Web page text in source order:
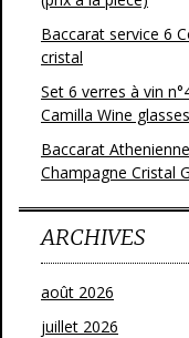
Baccarat service 6
cristal
Set 6 verres à vin
Camilla Wine
Baccarat
Champagne Cristal
ARCHIVES
août 2026
juillet 2026